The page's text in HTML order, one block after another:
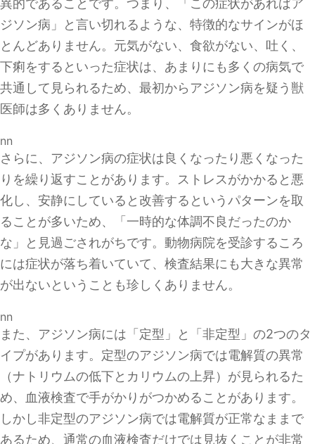
異的であることです。つまり、「この症状があればア
ジソン病」と言い切れるような、特徴的なサインがほ
とんどありません。元気がない、食欲がない、吐く、
下痢をするといった症状は、あまりにも多くの病気で
共通して見られるため、最初からアジソン病を疑う獣
医師は多くありません。
nn
さらに、アジソン病の症状は良くなったり悪くなった
りを繰り返すことがあります。ストレスがかかると悪
化し、安静にしていると改善するというパターンを取
ることが多いため、「一時的な体調不良だったのか
な」と見過ごされがちです。動物病院を受診するころ
には症状が落ち着いていて、検査結果にも大きな異常
が出ないということも珍しくありません。
nn
また、アジソン病には「定型」と「非定型」の2つのタ
イプがあります。定型のアジソン病では電解質の異常
（ナトリウムの低下とカリウムの上昇）が見られるた
め、血液検査で手がかりがつかめることがあります。
しかし非定型のアジソン病では電解質が正常なままで
あるため、通常の血液検査だけでは見抜くことが非常